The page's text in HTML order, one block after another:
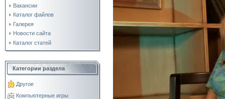
Вакансии
Каталог файлов
Галерея
Новости сайта
Каталог статей
Категории раздела
Другое
Компьютерные игры